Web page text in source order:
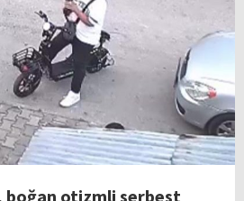
boğan otizmli serbest